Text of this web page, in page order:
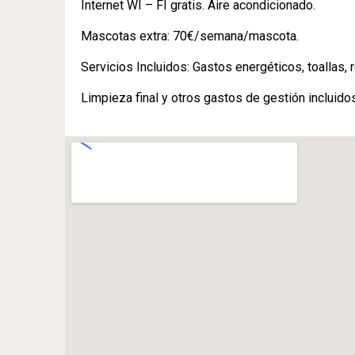
Internet WI – FI gratis. Aire acondicionado.
Mascotas extra: 70€/semana/mascota.
Servicios Incluidos: Gastos energéticos, toallas,
Limpieza final y otros gastos de gestión